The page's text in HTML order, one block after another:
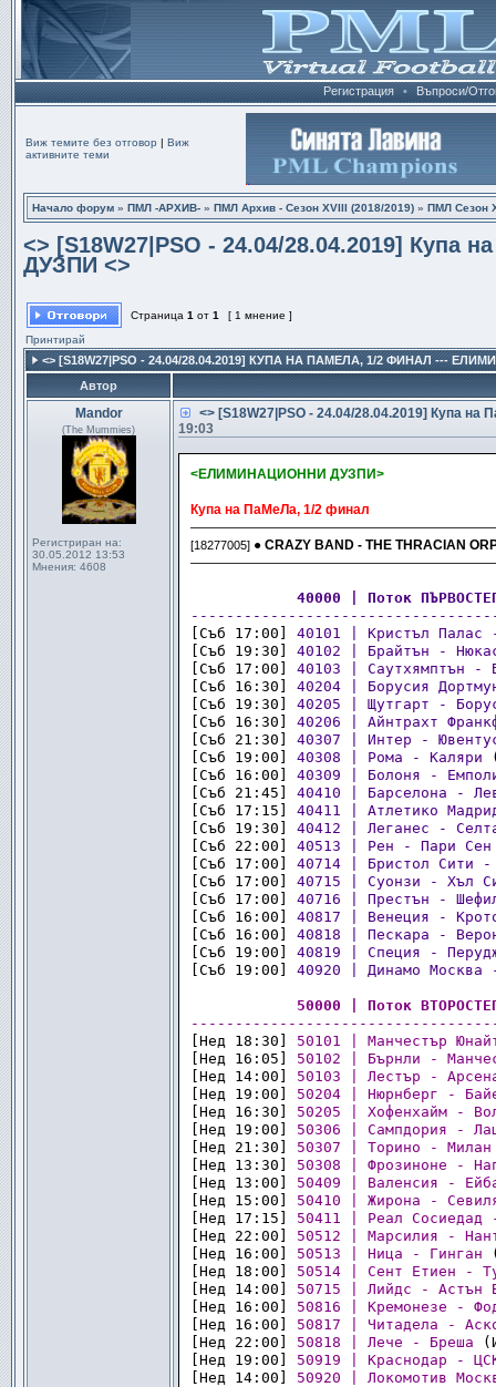
Регистрация • Въпроси/
Виж темите без отговор | Виж
активните теми
Начало форум » ПМЛ -АРХИВ- » ПМЛ Архив - Сезон XVIII (2018/2019) » ПМЛ Сезон
<> [S18W27|PSO - 24.04/28.04.2019]
ДУЗПИ <>
Страница 1 от 1
[ 1 мнение ]
Принтирай
<> [S18W27|PSO - 24.04/28.04.2019] КУПА НА ПAМEЛA, 1/2 ФИНАЛ ---
Автор
Mandor
(The Mummies)
Регистриран на:
30.05.2012 13:53
Мнения: 4608
<> [S18W27|PSO - 24.04/28.04.2019]
19:03
<ЕЛИМИНАЦИОННИ ДУЗПИ>
Купа на ПaМeЛa, 1/2 финал
[18277005] ● CRAZY BAND - THE THRACIAN
40000 | Поток
[Съб 17:00] 40101 | Кристъл Палас
[Съб 19:30] 40102 | Брайтън -
[Съб 17:00] 40103 | Саутхямптън -
[Съб 16:30] 40204 | Борусия
[Съб 19:30] 40205 | Щутгарт -
[Съб 16:30] 40206 | Айнтрахт
[Съб 21:30] 40307 | Интер -
[Съб 19:00] 40308 | Рома - Каляри
[Съб 16:00] 40309 | Болоня -
[Съб 21:45] 40410 | Барселона -
[Съб 17:15] 40411 | Атлетико
[Съб 19:30] 40412 | Леганес -
[Съб 22:00] 40513 | Рен - Пари Сен
[Съб 17:00] 40714 | Бристол Сити -
[Съб 17:00] 40715 | Суонзи - Хъл
[Съб 17:00] 40716 | Престън -
[Съб 16:00] 40817 | Венеция -
[Съб 16:00] 40818 | Пескара -
[Съб 19:00] 40819 | Специя -
[Съб 19:00] 40920 | Динамо Москва
50000 | Поток
[Нед 18:30] 50101 | Манчестър
[Нед 16:05] 50102 | Бърнли -
[Нед 14:00] 50103 | Лестър -
[Нед 19:00] 50204 | Нюрнберг -
[Нед 16:30] 50205 | Хофенхайм -
[Нед 19:00] 50306 | Сампдория -
[Нед 21:30] 50307 | Торино - Милан
[Нед 13:30] 50308 | Фрозиноне -
[Нед 13:00] 50409 | Валенсия -
[Нед 15:00] 50410 | Жирона -
[Нед 17:15] 50411 | Реал Сосиедад
[Нед 22:00] 50512 | Марсилия -
[Нед 16:00] 50513 | Ница - Гинган
[Нед 18:00] 50514 | Сент Етиен -
[Нед 14:00] 50715 | Лийдс - Астън
[Нед 16:00] 50816 | Кремонезе -
[Нед 16:00] 50817 | Читадела -
[Нед 22:00] 50818 | Лече - Бреша
[Нед 19:00] 50919 | Краснодар -
[Нед 14:00] 50920 | Локомотив